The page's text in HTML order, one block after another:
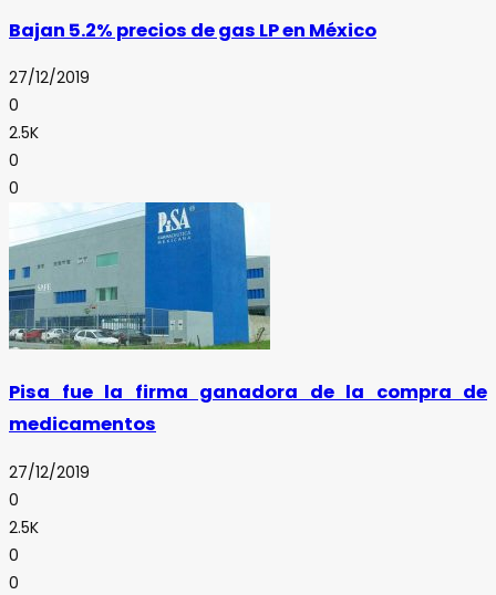
Bajan 5.2% precios de gas LP en México
27/12/2019
0
2.5K
0
0
Pisa fue la firma ganadora de la compra de
medicamentos
27/12/2019
0
2.5K
0
0